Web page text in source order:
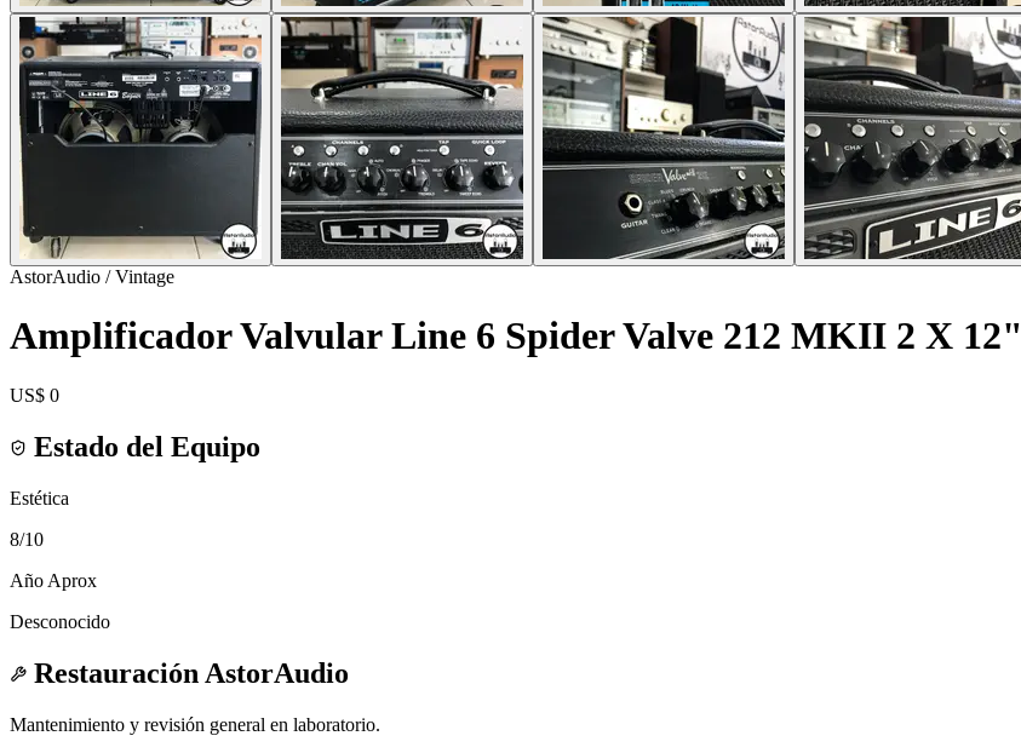
AstorAudio / Vintage
Amplificador Valvular Line 6 Spider Valve 212 MKII 2 X 12"
US$ 0
Estado del Equipo
Estética
8/10
Año Aprox
Desconocido
Restauración AstorAudio
Mantenimiento y revisión general en laboratorio.